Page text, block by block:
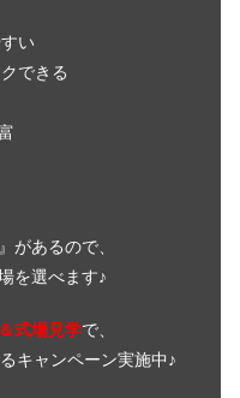
い
できる
があるので、
を選べます♪
式場見学で、
キャンペーン実施中♪